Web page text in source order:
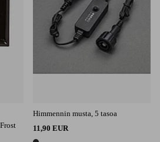
Himmennin musta, 5 tasoa
11,90 EUR